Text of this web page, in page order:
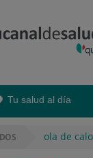
Tu salud al día
ola de